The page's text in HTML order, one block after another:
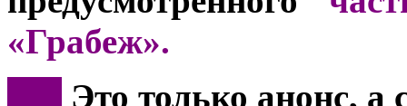
«Грабеж».
Это только анонс, а